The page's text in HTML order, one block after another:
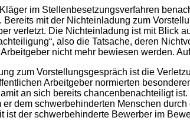
Stellenbesetzungsverfahren
mit der Nichteinladung zum
verletzt. Die Nichteinladung ist mit Blick
also die Tatsache, deren
nicht mehr bewiesen werden.
Vorstellungsgespräch ist die
Arbeitgeber normierten
an sich bereits chancenbenachteiligt
dem schwerbehinderten Menschen
ist der schwerbehinderte Bewerber im